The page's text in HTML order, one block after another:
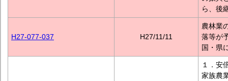
ら、後
H27-077-037 H27/11/11
農林業
落等が
国・県
１．安
家族農